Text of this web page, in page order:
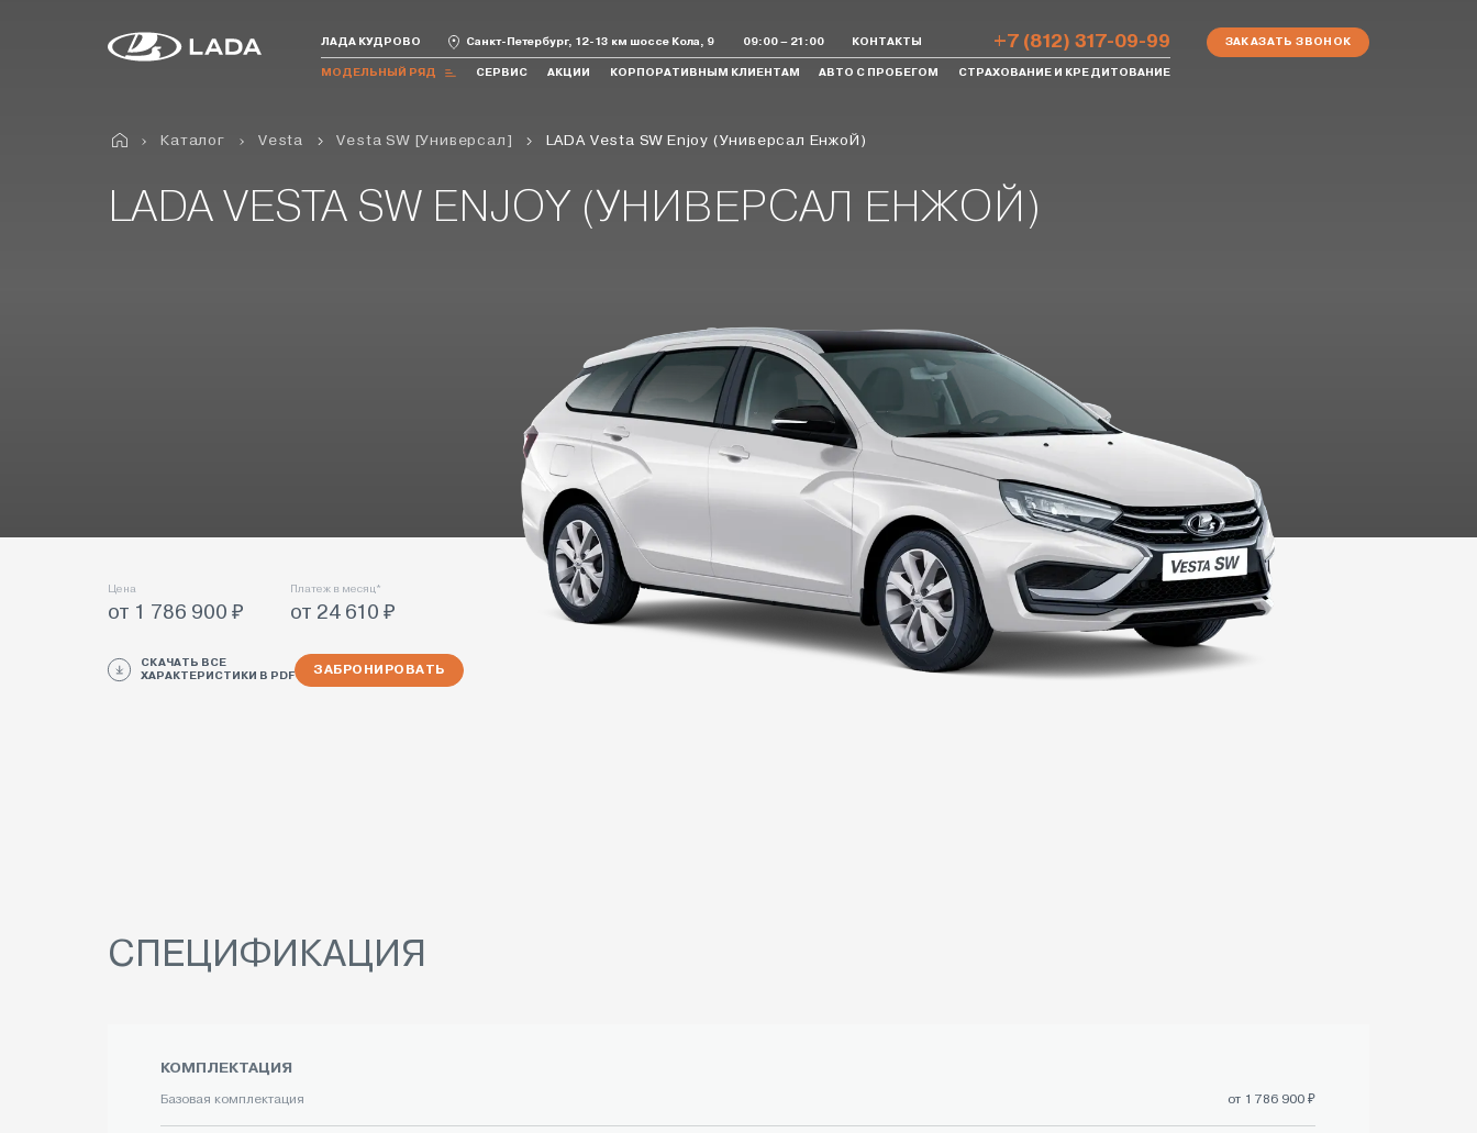
ЛАДА КУДРОВО Санкт-Петербург, 12-13 км шоссе Кола, 9 09:00 – 21:00 КОНТАКТЫ +7 (812) 317-09-99
МОДЕЛЬНЫЙ РЯД
Все модели Niva Travel Niva Legend Спортивные Коммерческие
СЕРВИС АКЦИИ КОРПОРАТИВНЫМ КЛИЕНТАМ АВТО С ПРОБЕГОМ СТРАХОВАНИЕ И КРЕДИТОВАНИЕ
ЗАКАЗАТЬ ЗВОНОК
Каталог Vesta Vesta SW [Универсал] LADA Vesta SW Enjoy (Универсал ЕнжоЙ)
LADA VESTA SW ENJOY (УНИВЕРСАЛ ЕНЖОЙ)
Цена
от 1 786 900 ₽
Платеж в месяц*
от 24 610 ₽
СКАЧАТЬ ВСЕ
ХАРАКТЕРИСТИКИ В PDF
ЗАБРОНИРОВАТЬ
СПЕЦИФИКАЦИЯ
КОМПЛЕКТАЦИЯ
Базовая комплектация от 1 786 900 ₽